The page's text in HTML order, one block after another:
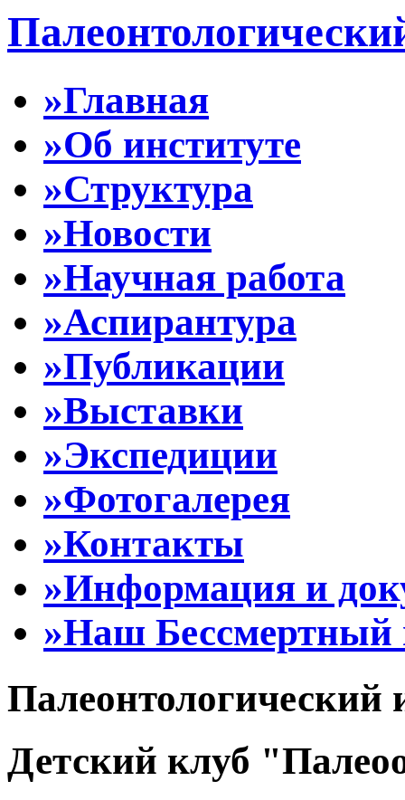
»Главная
»Об институте
»Структура
»Новости
»Научная работа
»Аспирантура
»Публикации
»Выставки
»Экспедиции
»Фотогалерея
»Контакты
»Информация и
»Наш Бессмертный
Палеонтологический
Детский клуб